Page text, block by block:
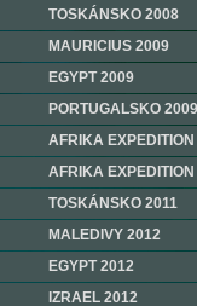
TOSKÁNSKO 2008
MAURICIUS 2009
EGYPT 2009
PORTUGALSKO 2009
AFRIKA
AFRIKA
TOSKÁNSKO 2011
MALEDIVY 2012
EGYPT 2012
IZRAEL 2012